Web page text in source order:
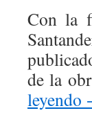
Con la
de la
leyendo